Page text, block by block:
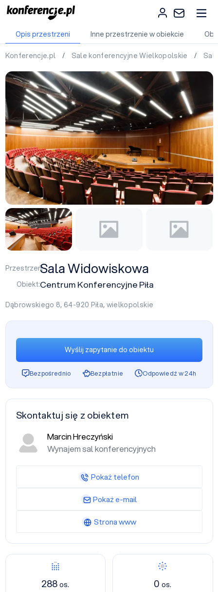
Opis przestrzeni Inne przestrzenie w obiekcie
Konferencje.pl / Sale konferencyjne Wielkopolskie /
Przestrzeń:Sala Widowiskowa
Obiekt:Centrum Konferencyjne Piła
Dąbrowskiego 8, 64-920 Piła, wielkopolskie
288os. 0os.
Wyślij zapytanie do obiektu
Bezpośrednio Bezpłatnie Odpowiedź w 24h
Skontaktuj się z obiektem
Marcin Hreczyński
Wynajem sal konferencyjnych
Pokaż telefon
Pokaż e-mail
Strona www